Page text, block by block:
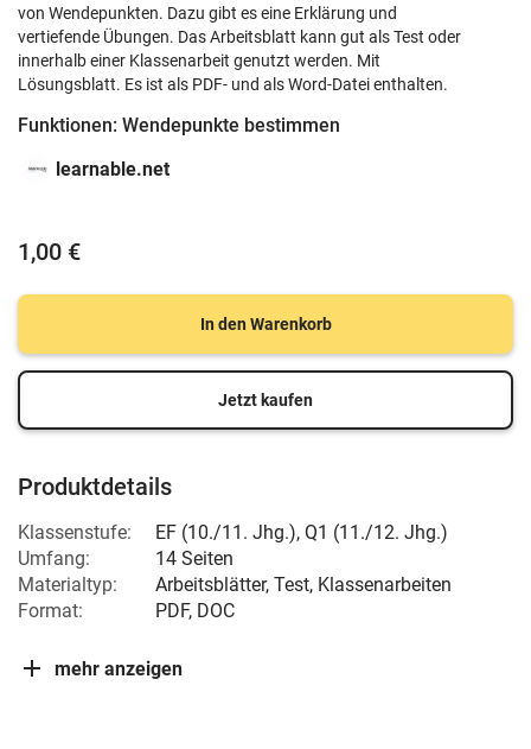
von Wendepunkten. Dazu gibt es eine Erklärung und
vertiefende Übungen. Das Arbeitsblatt kann gut als Test oder
innerhalb einer Klassenarbeit genutzt werden. Mit
Lösungsblatt. Es ist als PDF- und als Word-Datei enthalten.
Funktionen: Wendepunkte bestimmen
learnable.net
1,00 €
In den Warenkorb
Jetzt kaufen
Produktdetails
Klassenstufe: EF (10./11. Jhg.), Q1 (11./12. Jhg.)
Umfang:
14 Seiten
Materialtyp:
Arbeitsblätter, Test, Klassenarbeiten
Format:
PDF, DOC
mehr anzeigen